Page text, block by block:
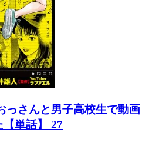
っさんと男子高校生で動画
単話】 27